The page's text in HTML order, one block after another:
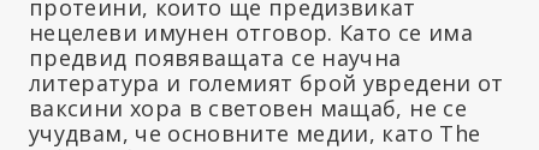
протеини, които ще предизвикат
нецелеви имунен отговор. Като се има
предвид появяващата се научна
литература и големият брой увредени от
ваксини хора в световен мащаб, не се
учудвам, че основните медии, като The